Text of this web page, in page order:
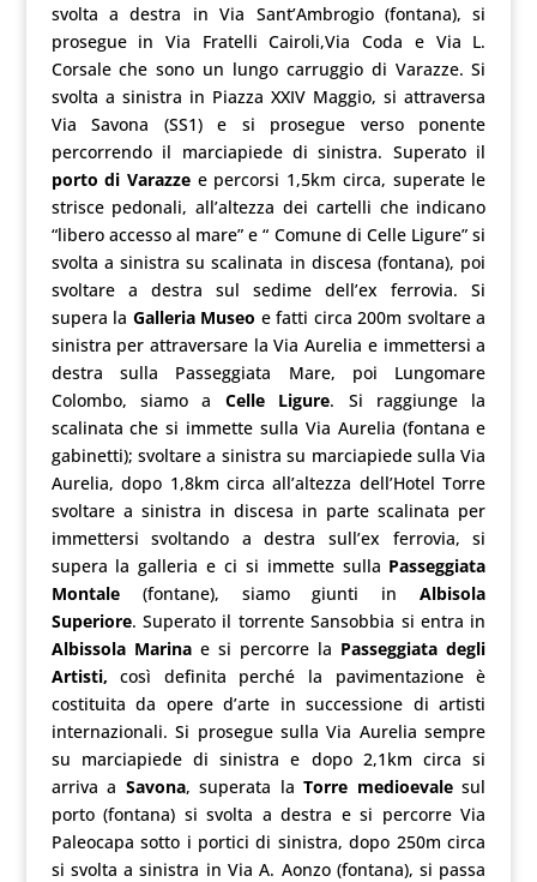
svolta a destra in Via Sant’Ambrogio (fontana), si
prosegue in Via Fratelli Cairoli,Via Coda e Via L.
Corsale che sono un lungo carruggio di Varazze. Si
svolta a sinistra in Piazza XXIV Maggio, si attraversa
Via Savona (SS1) e si prosegue verso ponente
percorrendo il marciapiede di sinistra. Superato il
porto di Varazze e percorsi 1,5km circa, superate le
strisce pedonali, all’altezza dei cartelli che indicano
“libero accesso al mare” e “ Comune di Celle Ligure” si
svolta a sinistra su scalinata in discesa (fontana), poi
svoltare a destra sul sedime dell’ex ferrovia. Si
supera la Galleria Museo e fatti circa 200m svoltare a
sinistra per attraversare la Via Aurelia e immettersi a
destra sulla Passeggiata Mare, poi Lungomare
Colombo, siamo a Celle Ligure. Si raggiunge la
scalinata che si immette sulla Via Aurelia (fontana e
gabinetti); svoltare a sinistra su marciapiede sulla Via
Aurelia, dopo 1,8km circa all’altezza dell’Hotel Torre
svoltare a sinistra in discesa in parte scalinata per
immettersi svoltando a destra sull’ex ferrovia, si
supera la galleria e ci si immette sulla Passeggiata
Montale(fontane), siamo giunti inAlbisola
Superiore. Superato il torrente Sansobbia si entra in
Albissola Marinae si percorre la Passeggiata degli
Artisti, così definita perché la pavimentazione è
costituita da opere d’arte in successione di artisti
internazionali. Si prosegue sulla Via Aurelia sempre
su marciapiede di sinistra e dopo 2,1km circa si
arriva a Savona, superata laTorre medioevalesul
porto (fontana) si svolta a destra e si percorre Via
Paleocapa sotto i portici di sinistra, dopo 250m circa
si svolta a sinistra in Via A. Aonzo (fontana), si passa